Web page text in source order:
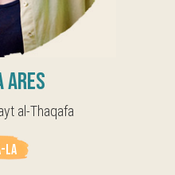
Ares
al-Thaqafa
LA